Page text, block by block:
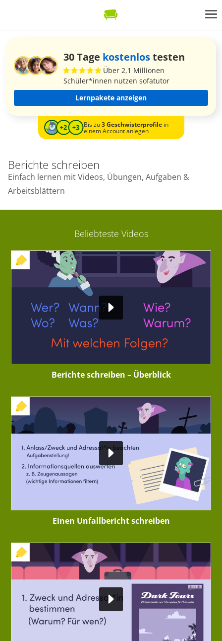
30 Tage kostenlostesten
Über 2,1 Millionen
Schüler*innen nutzen sofatutor
Lernpakete anzeigen
Bis zu3 Geschwisterprofilein
einem Account anlegen
Berichte schreiben
Einfach lernen mit Videos, Übungen, Aufgaben &
Arbeitsblättern
Beliebteste Videos
+ INTERAKTIVE ÜBUNG
Berichte schreiben – Überblick
+ INTERAKTIVE ÜBUNG
Einen Unfallbericht schreiben
+ INTERAKTIVE ÜBUNG